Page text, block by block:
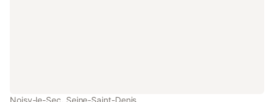
Noisy-le-Sec, Seine-Saint-Denis